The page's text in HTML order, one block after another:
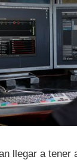
llegar a tener